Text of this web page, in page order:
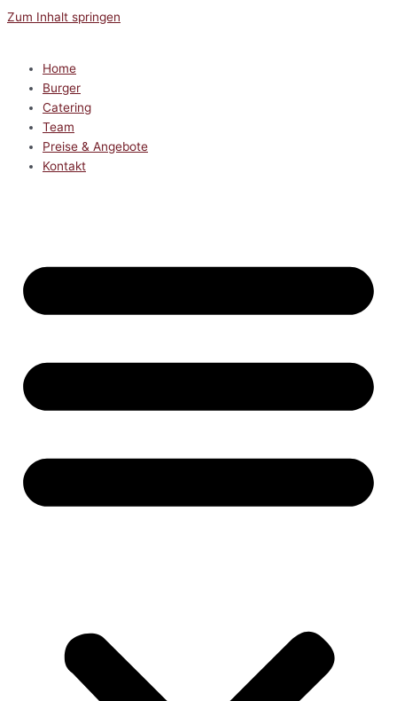
Zum Inhalt springen
Home
Burger
Catering
Team
Preise & Angebote
Kontakt